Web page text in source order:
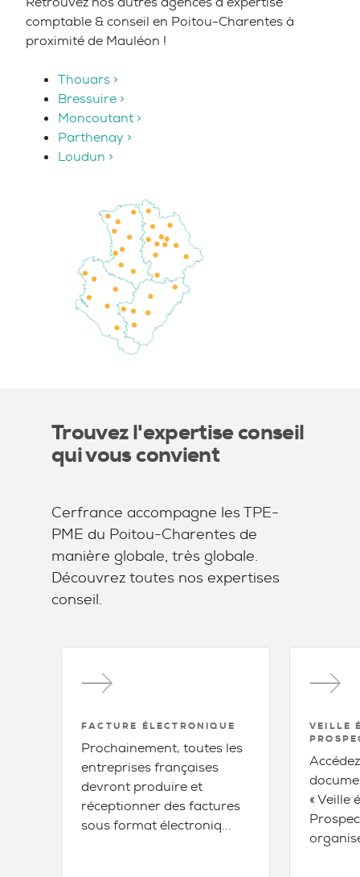
comptable & conseil en Poitou-Charentes à
proximité de Mauléon !
Thouars >
Bressuire >
Moncoutant >
Parthenay >
Loudun >
Trouvez l'expertise conseil
qui vous convient
Cerfrance accompagne les TPE-
PME du Poitou-Charentes de
manière globale, très globale.
Découvrez toutes nos expertises
conseil.
FACTURE ÉLECTRONIQUE
Prochainement, toutes les
entreprises françaises
devront produire et
réceptionner des factures
sous format électroniq...
VEILLE
« Veille